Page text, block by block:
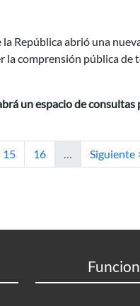
República abrió una
comprensión pública de
un espacio de
Página
15 Página
16 … Siguiente
Siguiente